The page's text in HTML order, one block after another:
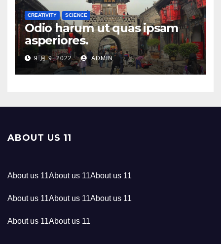
CREATIVITY SCIENCE
Odio harum ut quas ipsam
asperiores.
9 月 9, 2022 ADMIN
ABOUT US 11
About us 11About us 11About us 11
About us 11About us 11About us 11
About us 11About us 11